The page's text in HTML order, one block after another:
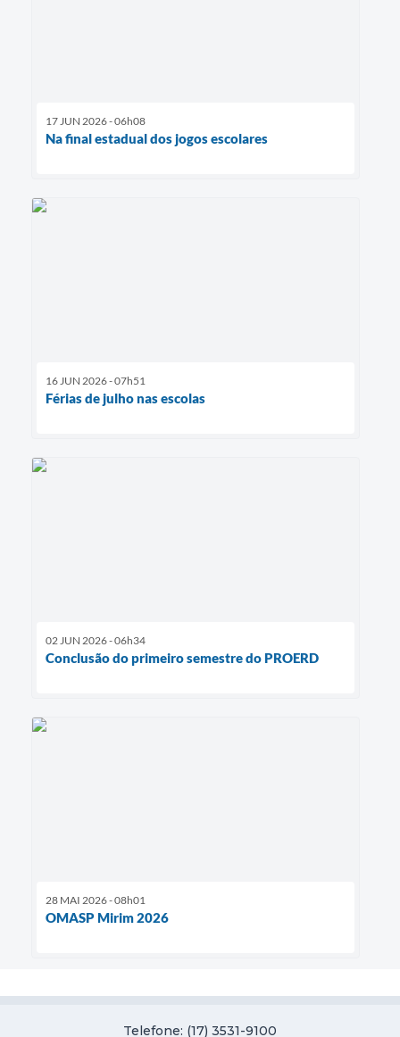
17 JUN 2026 - 06h08
Na final estadual dos jogos escolares
16 JUN 2026 - 07h51
Férias de julho nas escolas
02 JUN 2026 - 06h34
Conclusão do primeiro semestre do PROERD
28 MAI 2026 - 08h01
OMASP Mirim 2026
Telefone: (17) 3531-9100